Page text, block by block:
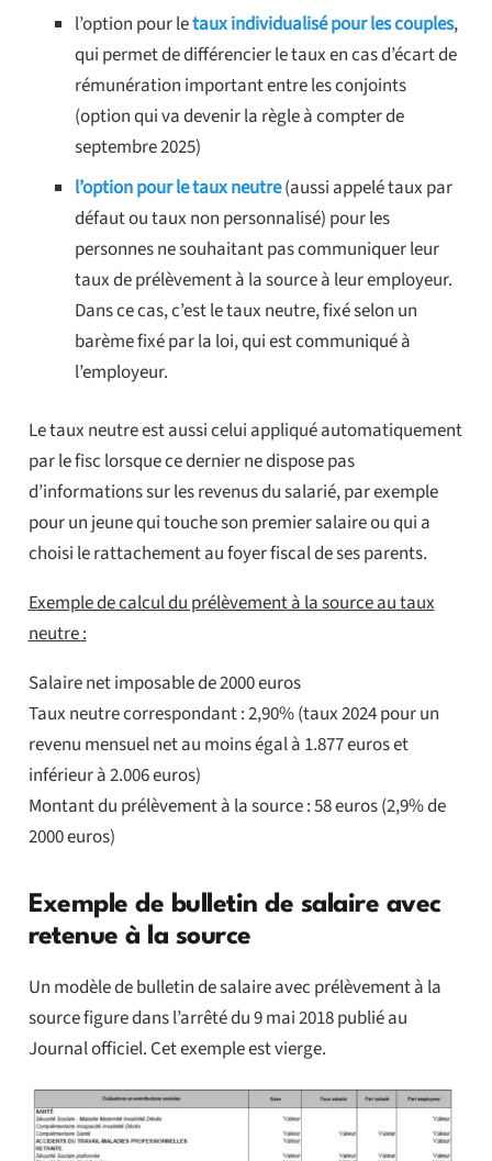
l’option pour letaux individualisé pour les couples,
qui permet de différencier le taux en cas d’écart de
rémunération important entre les conjoints
(option qui va devenir la règle à compter de
septembre 2025)
l’option pour le taux neutre(aussi appelé taux par
défaut ou taux non personnalisé) pour les
personnes ne souhaitant pas communiquer leur
taux de prélèvement à la source à leur employeur.
Dans ce cas, c’est le taux neutre, fixé selon un
barème fixé par la loi, qui est communiqué à
l’employeur.
Le taux neutre est aussi celui appliqué automatiquement
par le fisc lorsque ce dernier ne dispose pas
d’informations sur les revenus du salarié, par exemple
pour un jeune qui touche son premier salaire ou qui a
choisi le rattachement au foyer fiscal de ses parents.
Exemple de calcul du prélèvement à la source au taux
neutre :
Salaire net imposable de 2000 euros
Taux neutre correspondant : 2,90% (taux 2024 pour un
revenu mensuel net au moins égal à 1.877 euros et
inférieur à 2.006 euros)
Montant du prélèvement à la source : 58 euros (2,9% de
2000 euros)
Exemple de bulletin de salaire avec
retenue à la source
Un modèle de bulletin de salaire avec prélèvement à la
source figure dans l’arrêté du 9 mai 2018 publié au
Journal officiel. Cet exemple est vierge.